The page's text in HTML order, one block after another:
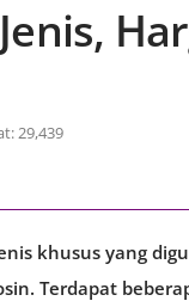
29,439
khusus yang
Terdapat